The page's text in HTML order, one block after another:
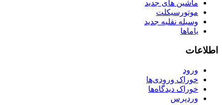
ماشین های جدید
موتورسیکلت
وسیله نقلیه جدید
یاماها
اطلاعات
ورود
خوراک ورودی‌ها
خوراک دیدگاه‌ها
وردپرس